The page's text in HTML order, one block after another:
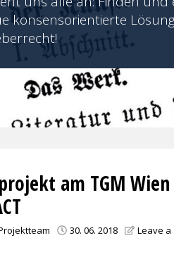
konsensorientierte
am TGM
30. 06. 2018 Leave a